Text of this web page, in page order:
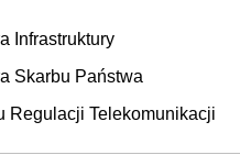
Infrastruktury
Skarbu Państwa
Regulacji Telekomunikacji